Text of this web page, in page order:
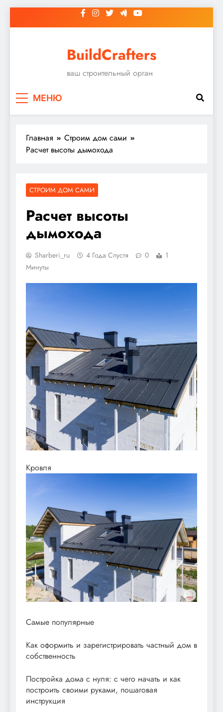
к
BuildCrafters
ваш строительный орган
МЕНЮ
Главная
Строим дом сами
Расчет высоты дымохода
СТРОИМ ДОМ САМИ
Расчет высоты
дымохода
Sharberi_ru 4 Года Спустя 0
1
Минуты
Кровля
Самые популярные
Как оформить и зарегистрировать частный дом в
собственность
Постройка дома с нуля: с чего начать и как
построить своими руками, пошаговая
инструкция